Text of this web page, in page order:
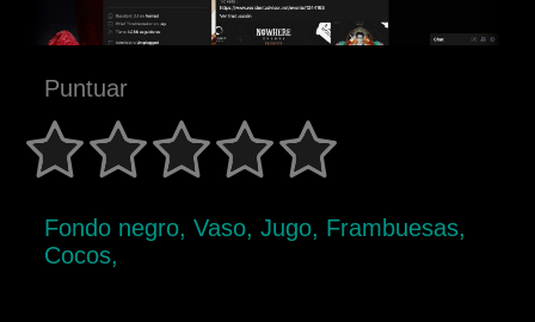
Puntuar
Fondo negro, Vaso, Jugo, Frambuesas,
Cocos,